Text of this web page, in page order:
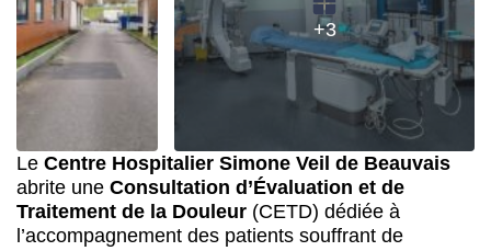
+3
Le Centre Hospitalier Simone Veil de Beauvais
abrite une Consultation d’Évaluation et de
Traitement de la Douleur (CETD) dédiée à
l’accompagnement des patients souffrant de